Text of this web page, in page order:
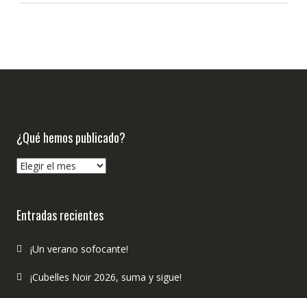
¿Qué hemos publicado?
¿Qué
Entradas recientes
¡Un verano sofocante!
¡Cubelles Noir 2026, suma y sigue!